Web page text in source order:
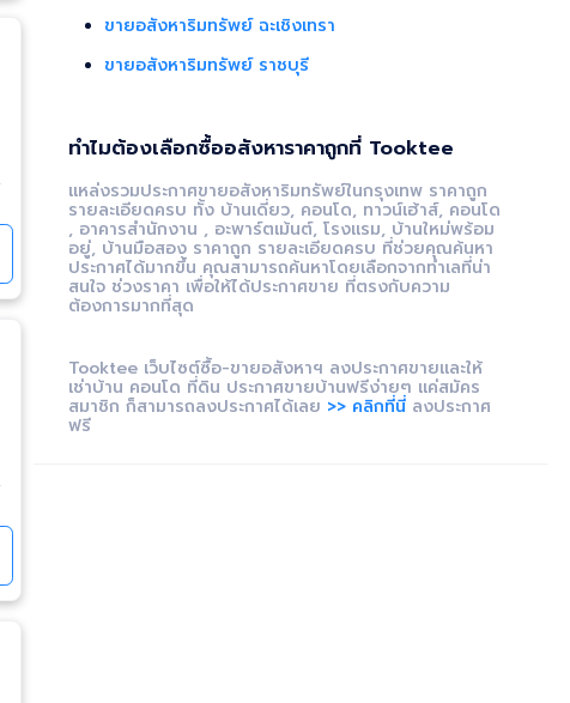
ขายอสังหาริมทรัพย์ ฉะเชิงเทรา
ขายอสังหาริมทรัพย์ ราชบุรี
ทำไมต้องเลือกซื้ออสังหาราคาถูกที่ Tooktee
แหล่งรวมประกาศขายอสังหาริมทรัพย์ในกรุงเทพ ราคาถูก
รายละเอียดครบ ทั้ง บ้านเดี่ยว, คอนโด, ทาวน์เฮ้าส์, คอนโด
, อาคารสำนักงาน , อะพาร์ตเม้นต์, โรงแรม, บ้านใหม่พร้อม
อยู่, บ้านมือสอง ราคาถูก รายละเอียดครบ ที่ช่วยคุณค้นหา
ประกาศได้มากขึ้น คุณสามารถค้นหาโดยเลือกจากทำเลที่น่า
สนใจ ช่วงราคา เพื่อให้ได้ประกาศขาย ที่ตรงกับความ
ต้องการมากที่สุด
Tooktee เว็บไซต์ซื้อ-ขายอสังหาฯ ลงประกาศขายและให้
เช่าบ้าน คอนโด ที่ดิน ประกาศขายบ้านฟรีง่ายๆ แค่สมัคร
สมาชิก ก็สามารถลงประกาศได้เลย >> คลิกที่นี่ ลงประกาศ
ฟรี